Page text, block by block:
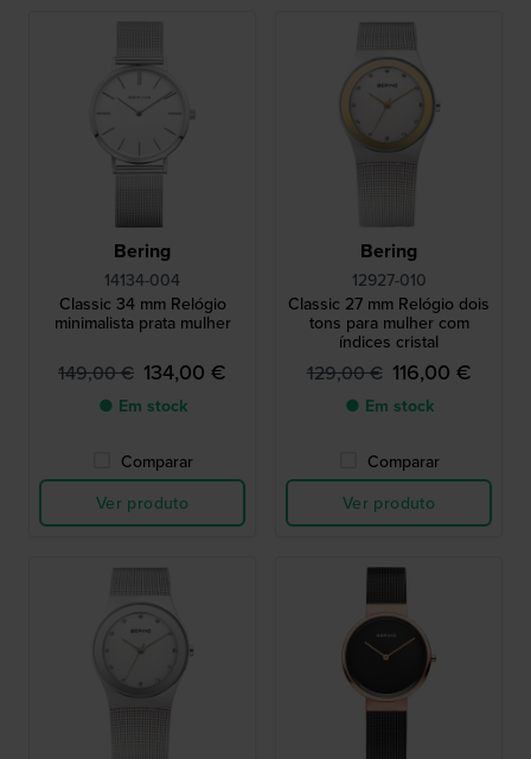
Bering
14134-004
Classic 34 mm Relógio
minimalista prata mulher
149,00 € 134,00 €
● Em stock
Comparar
Ver produto
Bering
12927-010
Classic 27 mm Relógio dois
tons para mulher com
índices cristal
129,00 € 116,00 €
● Em stock
Comparar
Ver produto